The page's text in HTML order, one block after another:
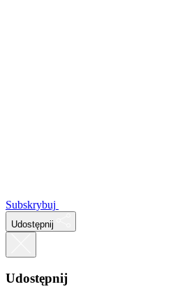
Subskrybuj
Udostępnij
Udostępnij